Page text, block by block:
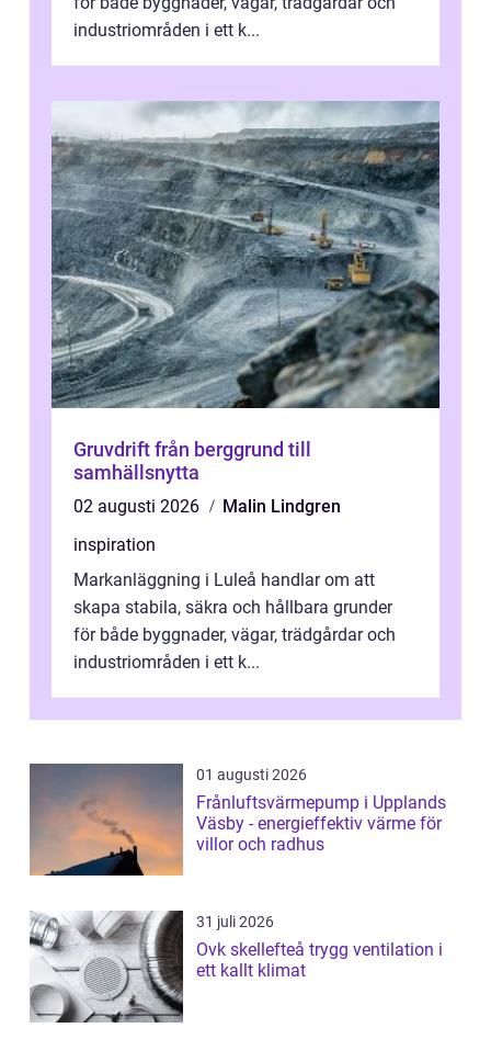
industriområden i ett k...
Gruvdrift från berggrund till
samhällsnytta
02 augusti 2026
Malin Lindgren
inspiration
Markanläggning i Luleå handlar om att
skapa stabila, säkra och hållbara grunder
för både byggnader, vägar, trädgårdar och
industriområden i ett k...
01 augusti 2026
Frånluftsvärmepump i Upplands
Väsby - energieffektiv värme för
villor och radhus
31 juli 2026
Ovk skellefteå trygg ventilation i
ett kallt klimat